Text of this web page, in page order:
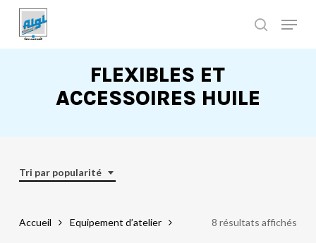
main
FLEXIBLES ET
ACCESSOIRES HUILE
Tri par popularité
8 résultats affichés
Accueil Equipement d’atelier